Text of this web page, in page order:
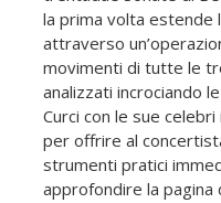
la prima volta estende
attraverso
movimenti di tutte le
analizzati incrociando
Curci con le sue celebri
per offrire al
strumenti pratici
approfondire la pagina